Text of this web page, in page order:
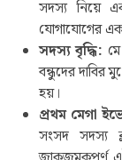
সদস্য নিয়ে
যোগাযোগের
সদস্য বৃদ্ধি:
বন্ধুদের দাবির
হয়।
প্রথম মেগা
সংসদ সদস্য